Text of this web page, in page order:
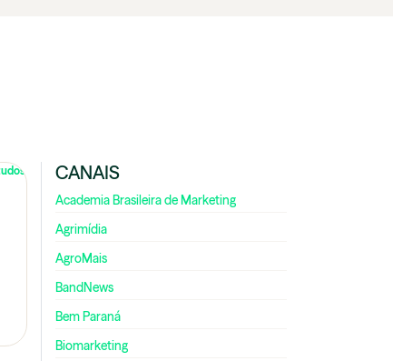
CANAIS
Academia Brasileira de Marketing
Agrimídia
AgroMais
BandNews
Bem Paraná
Biomarketing